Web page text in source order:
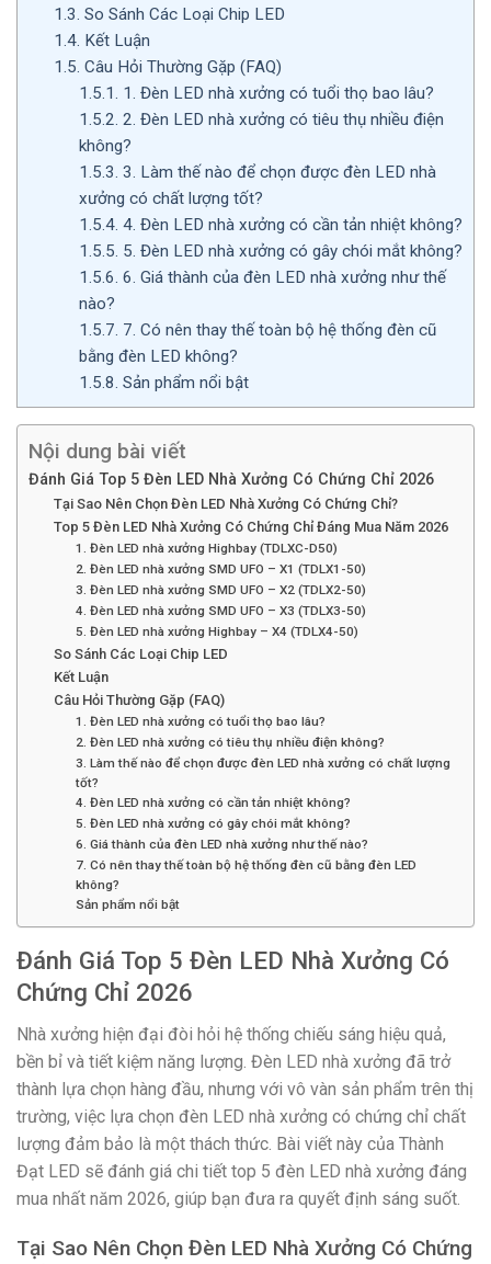
1.3. So Sánh Các Loại Chip LED
1.4. Kết Luận
1.5. Câu Hỏi Thường Gặp (FAQ)
1.5.1. 1. Đèn LED nhà xưởng có tuổi thọ bao lâu?
1.5.2. 2. Đèn LED nhà xưởng có tiêu thụ nhiều điện
không?
1.5.3. 3. Làm thế nào để chọn được đèn LED nhà
xưởng có chất lượng tốt?
1.5.4. 4. Đèn LED nhà xưởng có cần tản nhiệt không?
1.5.5. 5. Đèn LED nhà xưởng có gây chói mắt không?
1.5.6. 6. Giá thành của đèn LED nhà xưởng như thế
nào?
1.5.7. 7. Có nên thay thế toàn bộ hệ thống đèn cũ
bằng đèn LED không?
1.5.8. Sản phẩm nổi bật
Nội dung bài viết
Đánh Giá Top 5 Đèn LED Nhà Xưởng Có Chứng Chỉ 2026
Tại Sao Nên Chọn Đèn LED Nhà Xưởng Có Chứng Chỉ?
Top 5 Đèn LED Nhà Xưởng Có Chứng Chỉ Đáng Mua Năm 2026
1. Đèn LED nhà xưởng Highbay (TDLXC-D50)
2. Đèn LED nhà xưởng SMD UFO – X1 (TDLX1-50)
3. Đèn LED nhà xưởng SMD UFO – X2 (TDLX2-50)
4. Đèn LED nhà xưởng SMD UFO – X3 (TDLX3-50)
5. Đèn LED nhà xưởng Highbay – X4 (TDLX4-50)
So Sánh Các Loại Chip LED
Kết Luận
Câu Hỏi Thường Gặp (FAQ)
1. Đèn LED nhà xưởng có tuổi thọ bao lâu?
2. Đèn LED nhà xưởng có tiêu thụ nhiều điện không?
3. Làm thế nào để chọn được đèn LED nhà xưởng có chất lượng
tốt?
4. Đèn LED nhà xưởng có cần tản nhiệt không?
5. Đèn LED nhà xưởng có gây chói mắt không?
6. Giá thành của đèn LED nhà xưởng như thế nào?
7. Có nên thay thế toàn bộ hệ thống đèn cũ bằng đèn LED
không?
Sản phẩm nổi bật
Đánh Giá Top 5 Đèn LED Nhà Xưởng Có
Chứng Chỉ 2026
Nhà xưởng hiện đại đòi hỏi hệ thống chiếu sáng hiệu quả,
bền bỉ và tiết kiệm năng lượng. Đèn LED nhà xưởng đã trở
thành lựa chọn hàng đầu, nhưng với vô vàn sản phẩm trên thị
trường, việc lựa chọn đèn LED nhà xưởng có chứng chỉ chất
lượng đảm bảo là một thách thức. Bài viết này của Thành
Đạt LED sẽ đánh giá chi tiết top 5 đèn LED nhà xưởng đáng
mua nhất năm 2026, giúp bạn đưa ra quyết định sáng suốt.
Tại Sao Nên Chọn Đèn LED Nhà Xưởng Có Chứng